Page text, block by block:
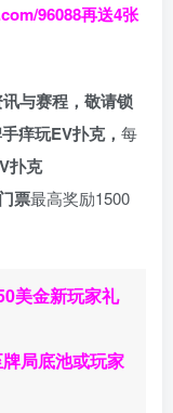
96088再送4张
与赛程， 敬请锁
痒玩EV扑克， 每
扑克
票最高奖励1500
美金新玩家礼
局底池或玩家